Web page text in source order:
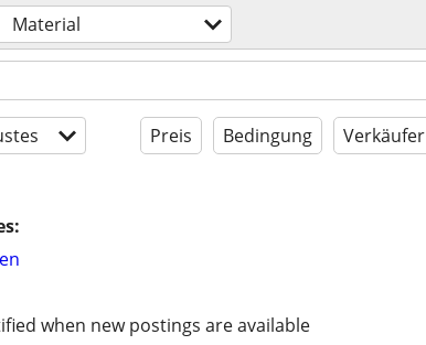
Material
Preis Bedingung Verkäufer
when new postings are available